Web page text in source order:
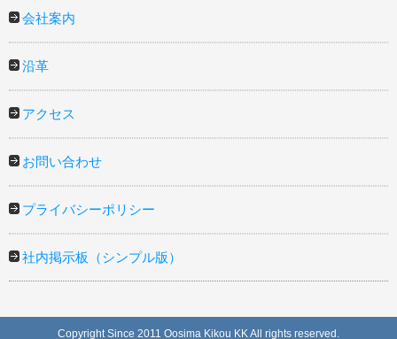
会社案内
沿革
アクセス
お問い合わせ
プライバシーポリシー
社内掲示板（シンプル版）
Copyright Since 2011 Oosima Kikou KK All rights reserved.